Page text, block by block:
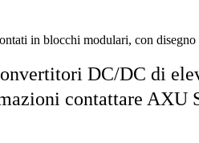
in blocchi modulari, con
DC/DC di
contattare AXU